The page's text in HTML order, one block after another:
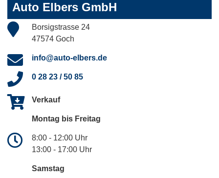
Auto Elbers GmbH
Borsigstrasse 24
47574 Goch
info@auto-elbers.de
0 28 23 / 50 85
Verkauf
Montag bis Freitag
8:00 - 12:00 Uhr
13:00 - 17:00 Uhr
Samstag